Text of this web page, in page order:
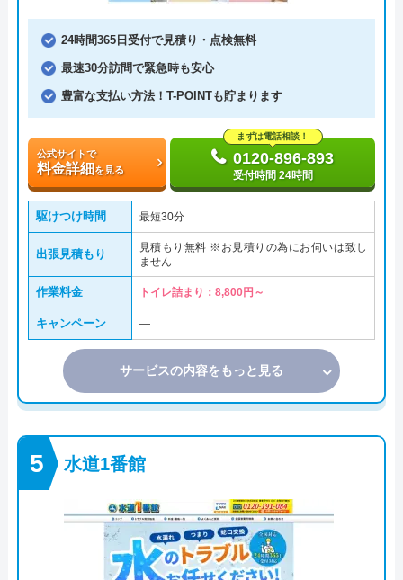
24時間365日受付で見積り・点検無料
最速30分訪問で緊急時も安心
豊富な支払い方法！T-POINTも貯まります
公式サイトで
料金詳細を見る
まずは電話相談！
0120-896-893
受付時間 24時間
駆けつけ時間 最短30分
出張見積もり
見積もり無料 ※お見積りの為にお伺いは致し
ません
作業料金 トイレ詰まり：8,800円～
キャンペーン ―
サービスの内容をもっと見る
水道1番館